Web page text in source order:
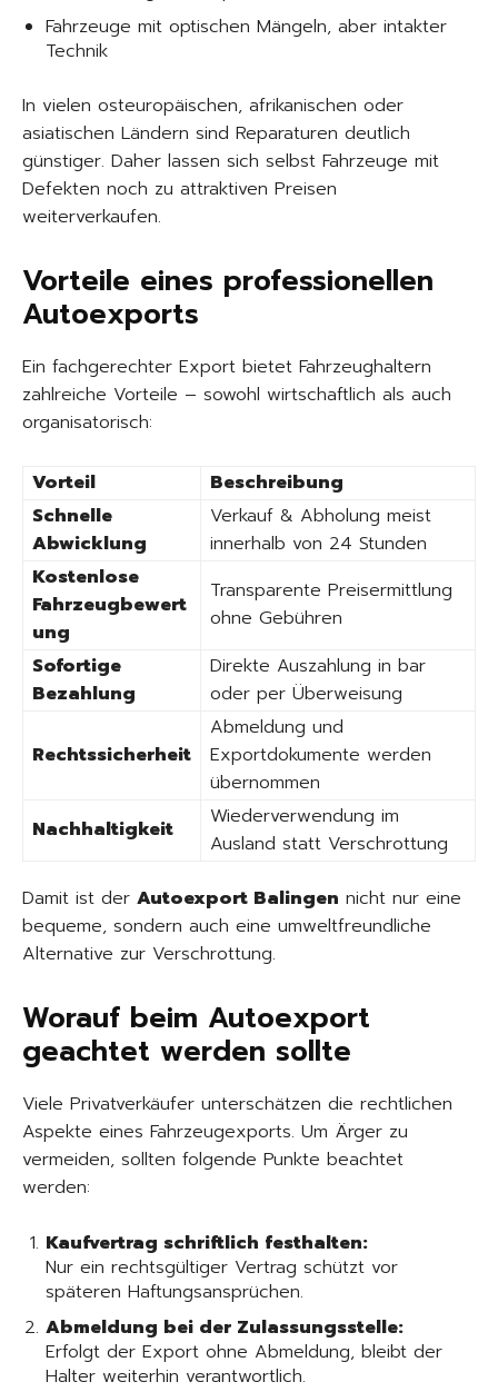
Fahrzeuge mit optischen Mängeln, aber intakter
Technik
In vielen osteuropäischen, afrikanischen oder
asiatischen Ländern sind Reparaturen deutlich
günstiger. Daher lassen sich selbst Fahrzeuge mit
Defekten noch zu attraktiven Preisen
weiterverkaufen.
Vorteile eines professionellen
Autoexports
Ein fachgerechter Export bietet Fahrzeughaltern
zahlreiche Vorteile – sowohl wirtschaftlich als auch
organisatorisch:
Vorteil
Beschreibung
Schnelle
Abwicklung
Verkauf & Abholung meist
innerhalb von 24 Stunden
Kostenlose
Fahrzeugbewert
ung
Transparente Preisermittlung
ohne Gebühren
Sofortige
Bezahlung
Direkte Auszahlung in bar
oder per Überweisung
Rechtssicherheit
Abmeldung und
Exportdokumente werden
übernommen
Nachhaltigkeit
Wiederverwendung im
Ausland statt Verschrottung
Damit ist der Autoexport Balingen nicht nur eine
bequeme, sondern auch eine umweltfreundliche
Alternative zur Verschrottung.
Worauf beim Autoexport
geachtet werden sollte
Viele Privatverkäufer unterschätzen die rechtlichen
Aspekte eines Fahrzeugexports. Um Ärger zu
vermeiden, sollten folgende Punkte beachtet
werden:
Kaufvertrag schriftlich festhalten:
Nur ein rechtsgültiger Vertrag schützt vor
späteren Haftungsansprüchen.
Abmeldung bei der Zulassungsstelle:
Erfolgt der Export ohne Abmeldung, bleibt der
Halter weiterhin verantwortlich.